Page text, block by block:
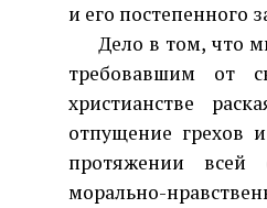
и его постепенного
Дело в том, что
требовавшим от
христианстве
отпущение грехов
протяжении всей
морально-